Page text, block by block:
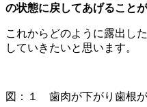
の状態に戻してあげること
これからどのように露出し
していきたいと思います。
図：１ 歯肉が下がり歯根が